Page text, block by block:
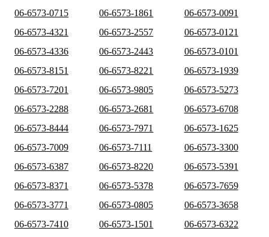
06-6573-0715
06-6573-1861
06-6573-0091
06-6573-4321
06-6573-2557
06-6573-0121
06-6573-4336
06-6573-2443
06-6573-0101
06-6573-8151
06-6573-8221
06-6573-1939
06-6573-7201
06-6573-9805
06-6573-5273
06-6573-2288
06-6573-2681
06-6573-6708
06-6573-8444
06-6573-7971
06-6573-1625
06-6573-7009
06-6573-7111
06-6573-3300
06-6573-6387
06-6573-8220
06-6573-5391
06-6573-8371
06-6573-5378
06-6573-7659
06-6573-3771
06-6573-0805
06-6573-3658
06-6573-7410
06-6573-1501
06-6573-6322